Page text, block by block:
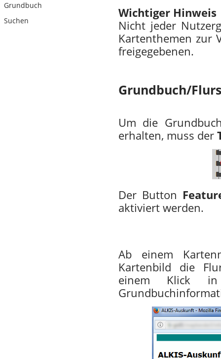
Grundbuch
Suchen
Wichtiger Hinweis
Nicht jeder
Kartenthemen zur
freigegebenen.
Grundbuch/
Um die
erhalten, muss der
Der Button
aktiviert werden.
Ab einem
Kartenbild die
einem Klick